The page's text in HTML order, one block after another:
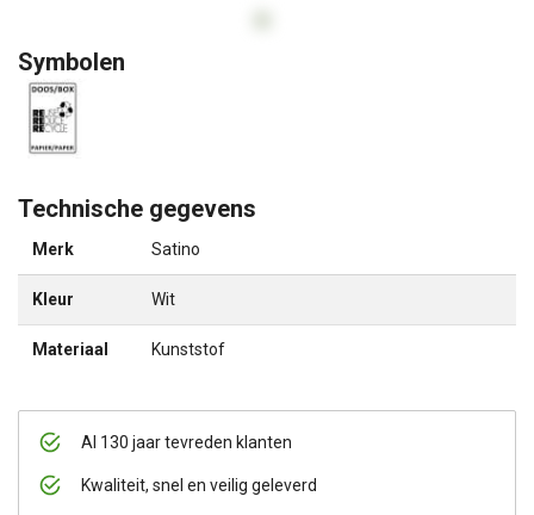
Al 130 jaar tevreden klanten
Kwaliteit, snel en veilig geleverd
Symbolen
Technische gegevens
Merk Satino
Kleur Wit
Materiaal Kunststof